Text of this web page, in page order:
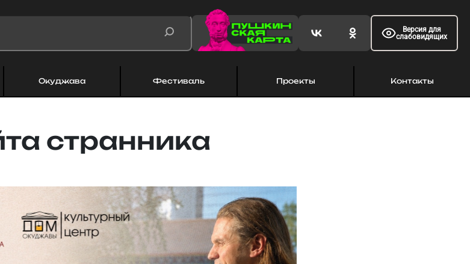
Версия для
слабовидящих
Окуджава Фестиваль Проекты Контакты
странника